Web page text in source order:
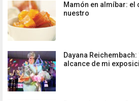
Mamón en almíbar: el
nuestro
Dayana
alcance de mi